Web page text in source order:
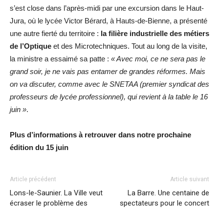
s’est close dans l’après-midi par une excursion dans le Haut-
Jura, où le lycée Victor Bérard, à Hauts-de-Bienne, a présenté
une autre fierté du territoire : la filière industrielle des métiers
de l’Optique et des Microtechniques. Tout au long de la visite,
la ministre a essaimé sa patte : « Avec moi, ce ne sera pas le
grand soir, je ne vais pas entamer de grandes réformes. Mais
on va discuter, comme avec le SNETAA (premier syndicat des
professeurs de lycée professionnel), qui revient à la table le 16
juin ».
Plus d’informations à retrouver dans notre prochaine
édition du 15 juin
Article précédent
Lons-le-Saunier. La Ville veut
écraser le problème des
Article suivant
La Barre. Une centaine de
spectateurs pour le concert